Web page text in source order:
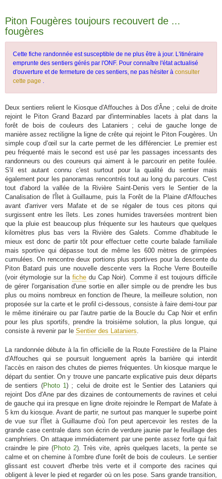
Piton Fougères toujours recouvert de ...
fougères
Cette fiche randonnée est susceptible de ne plus être à jour. L'itinéraire
emprunte des sentiers gérés par l'ONF. Pour connaître l'état actualisé
d'ouverture et de fermeture de ces sentiers, ne pas hésiter à consulter
cette page
Deux sentiers relient le Kiosque d'Affouches à Dos d'Âne ; celui de droite
rejoint le Piton Grand Bazard par d'interminables lacets à plat dans la
forêt de bois de couleurs des Lataniers ; celui de gauche longe de
manière assez rectiligne la ligne de crête qui rejoint le Piton Fougères. Un
simple coup d’œil sur la carte permet de les différencier. Le premier est
peu fréquenté mais le second est usé par les passages incessants des
randonneurs ou des coureurs qui aiment à le parcourir en petite foulée.
S'il est autant connu c'est surtout pour la qualité du sentier mais
également pour les panoramas rencontrés tout au long du parcours. C'est
tout d'abord la vallée de la Rivière Saint-Denis vers le Sentier de la
Canalisation de l'Îlet à Guillaume, puis la Forêt de la Plaine d'Affouches
avant d'arriver vers Mafate et de se régaler de tous ces pitons qui
surgissent entre les îlets. Les zones humides traversées montrent bien
que la pluie est beaucoup plus fréquente sur les hauteurs que quelques
kilomètres plus bas vers la Rivière des Galets. Comme d'habitude le
mieux est donc de partir tôt pour effectuer cette courte balade familiale
mais sportive qui dépasse tout de même les 600 mètres de grimpées
cumulées. On rencontre deux portions plus sportives pour la descente du
Piton Batard puis une nouvelle descente vers la Roche Verre Bouteille
(voir étymologie sur la fiche du Cap Noir). Comme il est toujours difficile
de gérer l'organisation d'une sortie en aller simple ou de prendre les bus
plus ou moins nombreux en fonction de l'heure, la meilleure solution, non
proposée sur la carte et le profil ci-dessous, consiste à faire demi-tour par
le même itinéraire ou par l'autre partie de la Boucle du Cap Noir et enfin
pour les plus sportifs, prendre la troisième solution, la plus longue, qui
consiste à revenir par le Sentier des Lataniers
La randonnée débute à la fin officielle de la Route Forestière de la Plaine
d'Affouches qui se poursuit longuement après la barrière qui interdit
l'accès en raison des chutes de pierres fréquentes. Un kiosque marque le
départ du sentier. On y trouve une pancarte explicative puis deux départs
de sentiers (Photo 1) ; celui de droite est le Sentier des Lataniers qui
rejoint Dos d'Ane par des dizaines de contournements de ravines et celui
de gauche qui ira presque en ligne droite rejoindre le Rempart de Mafate à
5 km du kiosque. Avant de partir, ne surtout pas manquer le superbe point
de vue sur l'Îlet à Guillaume d'où l'on peut apercevoir les restes de la
grande case centrale dans son écrin de verdure jaunie par le feuillage des
camphriers. On attaque immédiatement par une pente assez forte qui fait
craindre le pire (Photo 2). Très vite, après quelques lacets, la pente se
calme et on chemine à l'ombre d'une forêt de bois de couleurs. Le sentier
glissant est couvert d'herbe très verte et il comporte des racines qui
obligent à lever le pied et regarder où on les pose. Sans grande transition,